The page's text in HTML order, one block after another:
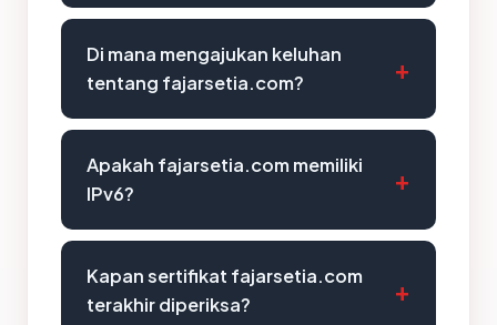
Di mana mengajukan keluhan
tentang fajarsetia.com?
Apakah fajarsetia.com memiliki
IPv6?
Kapan sertifikat fajarsetia.com
terakhir diperiksa?